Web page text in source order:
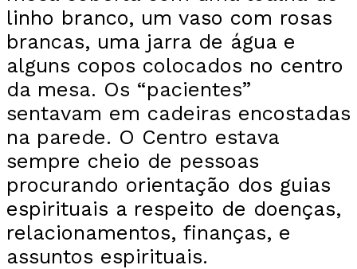
linho branco, um vaso com rosas
brancas, uma jarra de água e
alguns copos colocados no centro
da mesa. Os “pacientes”
sentavam em cadeiras encostadas
na parede. O Centro estava
sempre cheio de pessoas
procurando orientação dos guias
espirituais a respeito de doenças,
relacionamentos, finanças, e
assuntos espirituais.